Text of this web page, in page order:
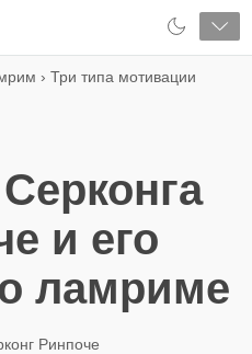
› Три типа мотивации
и его
ламриме
Ринпоче